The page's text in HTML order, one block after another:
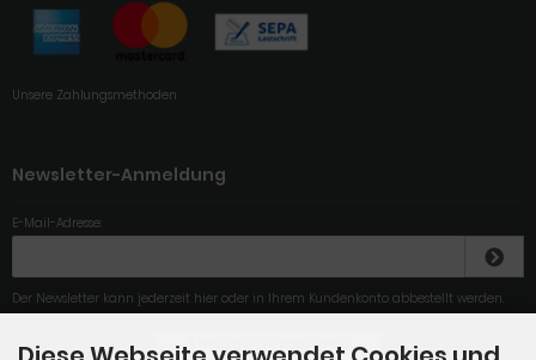
Unsere Zahlungsmethoden
Newsletter-Anmeldung
E-Mail-Adresse:
Der Newsletter kann jederzeit hier oder in Ihrem Kundenkonto abbestellt werden.